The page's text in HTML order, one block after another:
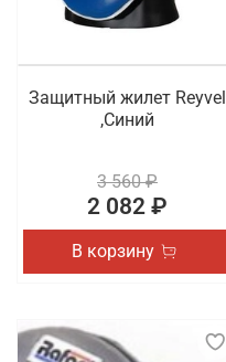
Защитный жилет Reyvel
,Синий
3 560 ₽
2 082 ₽
В корзину